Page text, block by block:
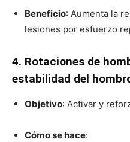
Beneficio: Aumenta la
lesiones por esfuerzo
4. Rotaciones de
estabilidad del
Objetivo: Activar y
Cómo se hace: